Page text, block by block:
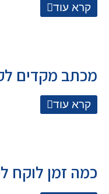
קרא עוד
מכתב מקדים
קרא עוד
כמה זמן לוקח